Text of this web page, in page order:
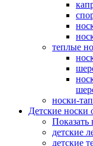
теплые
носки-
Детские носки
Показать
детские
детские